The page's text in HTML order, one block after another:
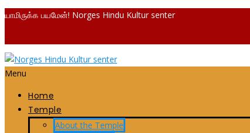
யாமிருக்க பயமேன்! Norges Hindu Kultur senter
Menu
Home
Temple
About the Temple